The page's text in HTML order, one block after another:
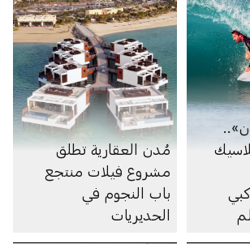
مُدن العقارية تطلق
مشروع فيلات منتجع
باب النجوم في
الحديريات